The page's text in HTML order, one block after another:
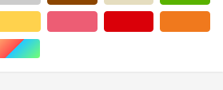
ルド/金色系マルチカラー